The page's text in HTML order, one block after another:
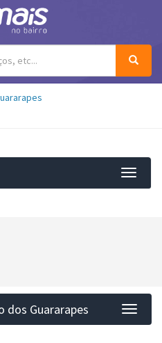
Filtro
dos Guararapes